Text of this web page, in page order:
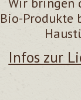
Bio-Produkte
Infos zur